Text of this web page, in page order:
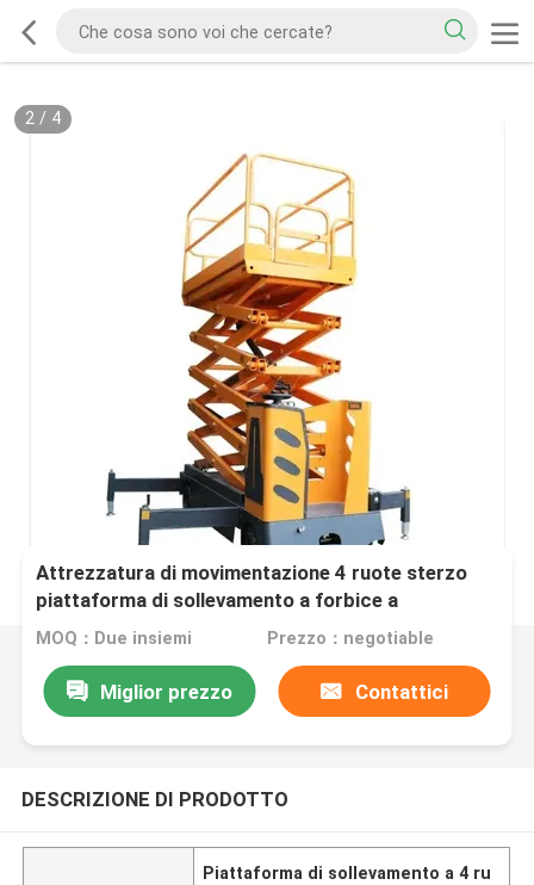
2/ 4
Attrezzatura di movimentazione 4 ruote sterzo
piattaforma di sollevamento a forbice a
propulsione automatica piattaforma di lavoro
MOQ：Due insiemi Prezzo：negotiable
Miglior prezzo Contattici
DESCRIZIONE DI PRODOTTO
Piattaforma di sollevamento a 4 ru